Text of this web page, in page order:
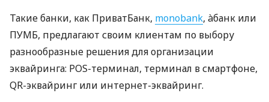
Такие банки, как ПриватБанк, monobank, àбанк или
ПУМБ, предлагают своим клиентам по выбору
разнообразные решения для организации
эквайринга: POS-терминал, терминал в смартфоне,
QR-эквайринг или интернет-эквайринг.